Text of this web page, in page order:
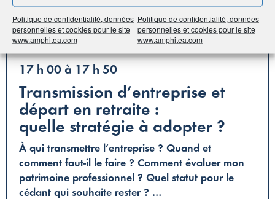
Politique de confidentialité, données
personnelles et cookies pour le site
www.amphitea.com
Politique de confidentialité, données
personnelles et cookies pour le site
www.amphitea.com
Atelier n°4
17 h 00 à 17 h 50
Transmission d’entreprise et
départ en retraite :
quelle stratégie à adopter ?
À qui transmettre l’entreprise ? Quand et
comment faut-il le faire ? Comment évaluer mon
patrimoine professionnel ? Quel statut pour le
cédant qui souhaite rester ? …